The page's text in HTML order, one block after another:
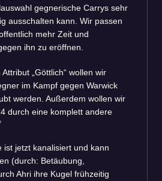
gegnerische Carrys sehr
ausschalten kann. Wir passen
mehr Zeit und
ihn zu eröffnen.
„Göttlich“ wollen wir
im Kampf gegen Warwick
werden. Außerdem wollen wir
durch eine komplett andere
ist jetzt kanalisiert und kann
(durch: Betäubung,
Ahri ihre Kugel frühzeitig